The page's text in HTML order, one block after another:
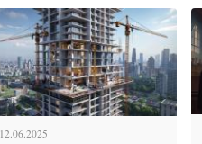
12.06.2025